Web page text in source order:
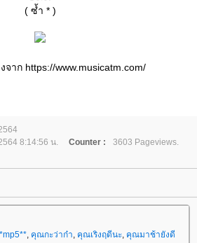
( ซ้ำ * )
าก https://www.musicatm.com/
8:14:56 น. Counter :
3603 Pageviews.
, คุณกะว่าก๋า, คุณเริงฤดีนะ, คุณมาช้ายังดี